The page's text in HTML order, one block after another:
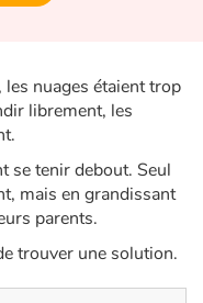
nuages étaient trop
librement, les
se tenir debout. Seul
mais en grandissant
parents.
trouver une solution.